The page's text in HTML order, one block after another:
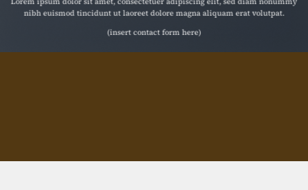
nibh euismod tincidunt ut laoreet dolore magna aliquam erat volutpat.
(insert contact form here)